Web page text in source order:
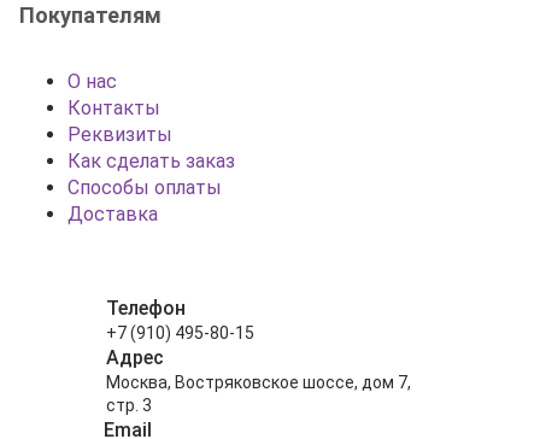
Покупателям
О нас
Контакты
Реквизиты
Как сделать заказ
Способы оплаты
Доставка
Телефон
+7 (910) 495-80-15
Адрес
Москва, Востряковское шоссе, дом 7,
стр. 3
Email